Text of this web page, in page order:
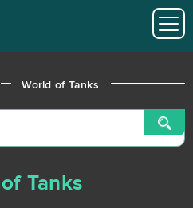
World of Tanks
Tanks